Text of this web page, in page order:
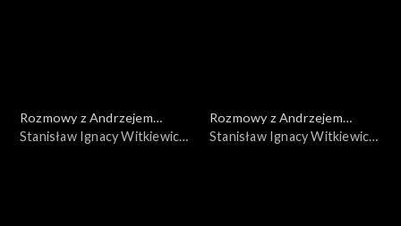
Rozmowy z Andrzejem
Doboszem
Stanisław Ignacy Witkiewicz,
Rozmowy z Andrzejem
Doboszem
Stanisław Ignacy Witkiewicz,